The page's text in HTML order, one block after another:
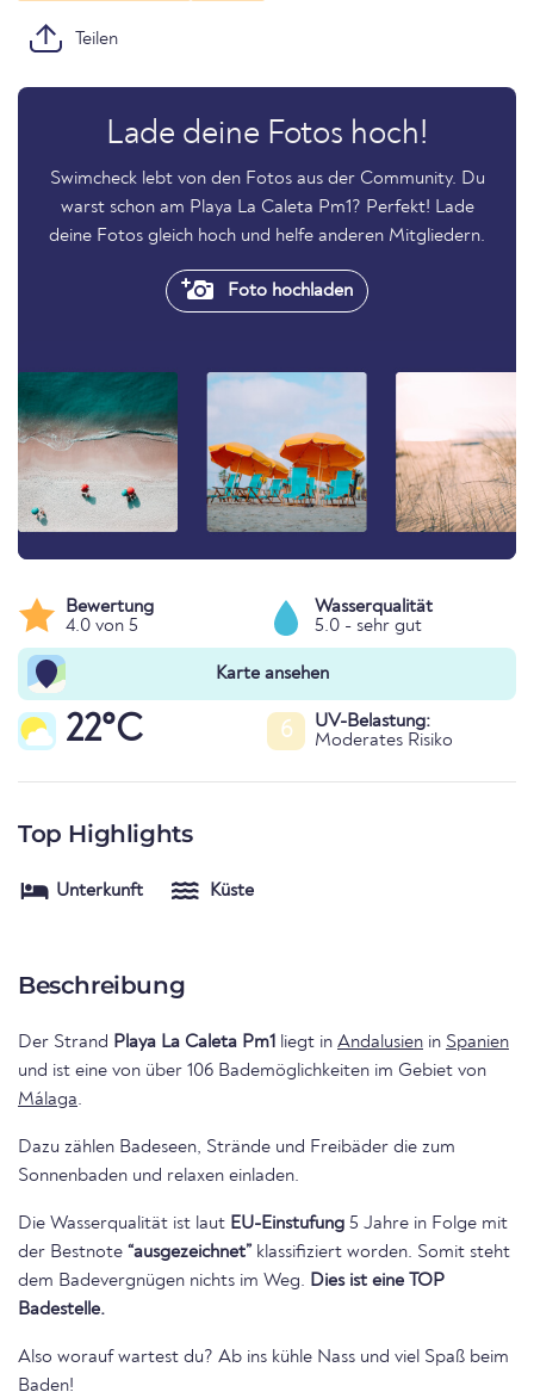
Teilen
Lade deine Fotos hoch!
Swimcheck lebt von den Fotos aus der Community. Du
warst schon am Playa La Caleta Pm1? Perfekt! Lade
deine Fotos gleich hoch und helfe anderen Mitgliedern.
Foto hochladen
Bewertung
4.0 von 5
Wasserqualität
5.0 - sehr gut
Karte ansehen
22°C 6
UV-Belastung:
Moderates Risiko
Top Highlights
Unterkunft Küste
Beschreibung
Der Strand Playa La Caleta Pm1 liegt in Andalusien in Spanien
und ist eine von über 106 Bademöglichkeiten im Gebiet von
Málaga.
Dazu zählen Badeseen, Strände und Freibäder die zum
Sonnenbaden und relaxen einladen.
Die Wasserqualität ist laut EU-Einstufung 5 Jahre in Folge mit
der Bestnote “ausgezeichnet”
dem Badevergnügen nichts im Weg. Dies ist eine TOP
Badestelle.
Also worauf wartest du? Ab ins kühle Nass und viel Spaß beim
Baden!